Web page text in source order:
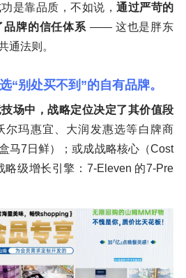
是靠品质，不如说， 通过严苛的
品牌的信任体系 —— 这也是胖东
通法则。
“别处买不到”的自有品牌。
场中，战略定位决定了其价值段
尔玛惠宜、大润发惠选等白牌商
马7日鲜）；或成战略核心（Cost
略级增长引擎：7-Eleven 的7-Pre